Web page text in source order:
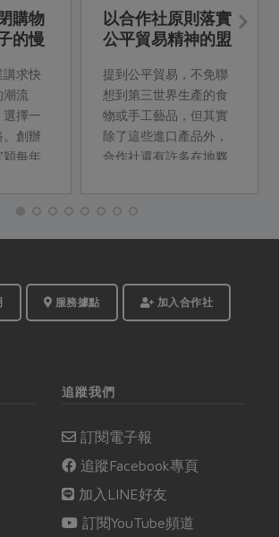
購物
的慢
求快
潮流
擇一
創辦
穎每年
尼泊爾
公平
從源頭
而踏
己的時
以合作社原則落實
公平貿易精神的盟
提到公平貿易，不免聯
想到第三世界生產的食
物或手工藝品，但其實
除了這些進口產品外，
合作社還有許多在地夥
的精神生產本土農糧，
善方式耕種的台灣原
茶山雜糧產銷班，皆是
強調生產者權益的合作
服務據點 加入合作社
追蹤我們
訂閱電子報
追蹤Facebook專頁
加入LINE好友
訂閱YouTube頻道